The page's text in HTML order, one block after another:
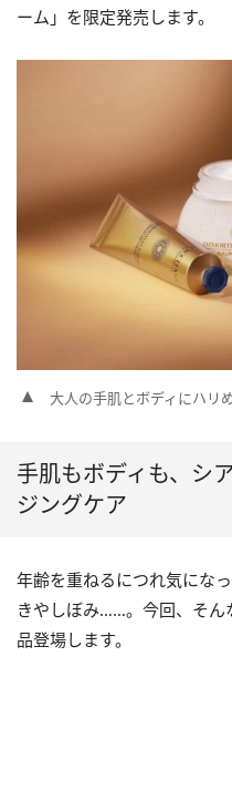
ーム」を限定発売します。
大人の手肌とボディにハリ
手肌もボディも、シ
ジングケア
年齢を重ねるにつれ気にな
きやしぼみ……。今回、そん
品登場します。